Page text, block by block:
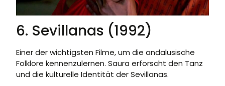
6. Sevillanas (1992)
Einer der wichtigsten Filme, um die andalusische
Folklore kennenzulernen. Saura erforscht den Tanz
und die kulturelle Identität der Sevillanas.